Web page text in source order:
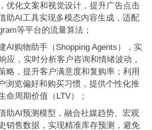
优化文案和视觉设计，提升广告点击
助AI工具实现多模态内容生成，适配
等平台的流量算法；
AI购物助手（Shopping Agents），实
应，实时分析客户咨询和情绪波动，
略，提升客户满意度和复购率；利用
浏览偏好和购买习惯，提供个性化推
命周期价值（LTV）；
助AI预测模型，融合社媒趋势、宏观
销售数据，实现精准库存预测，避免